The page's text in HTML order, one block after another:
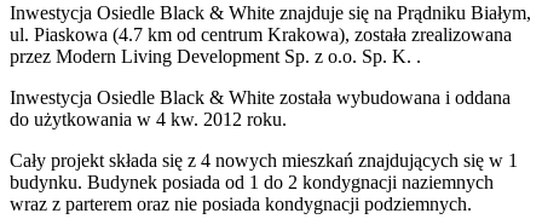
Inwestycja Osiedle Black & White znajduje się na Prądniku Białym,
ul. Piaskowa (4.7 km od centrum Krakowa), została zrealizowana
przez Modern Living Development Sp. z o.o. Sp. K. .
Inwestycja Osiedle Black & White została wybudowana i oddana
do użytkowania w 4 kw. 2012 roku.
Cały projekt składa się z 4 nowych mieszkań znajdujących się w 1
budynku. Budynek posiada od 1 do 2 kondygnacji naziemnych
wraz z parterem oraz nie posiada kondygnacji podziemnych.